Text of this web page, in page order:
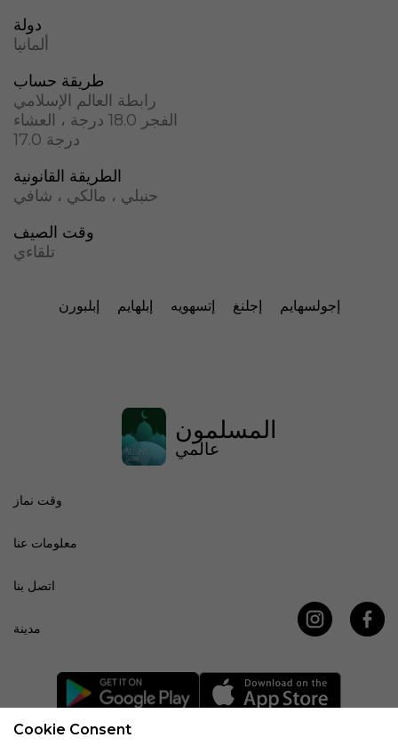
Cookie Consent
دولة
ألمانيا
طريقة حساب
رابطة العالم الإسلامي
الفجر 18.0 درجة ، العشاء
17.0 درجة
الطريقة القانونية
حنبلي ، مالكي ، شافي
وقت الصيف
تلقاءي
إبلبورن إبلهايم إتسهويه إجلنغ إجولسهايم
المسلمون
عالمي
وقت نماز
معلومات عنا
اتصل بنا
مدينة